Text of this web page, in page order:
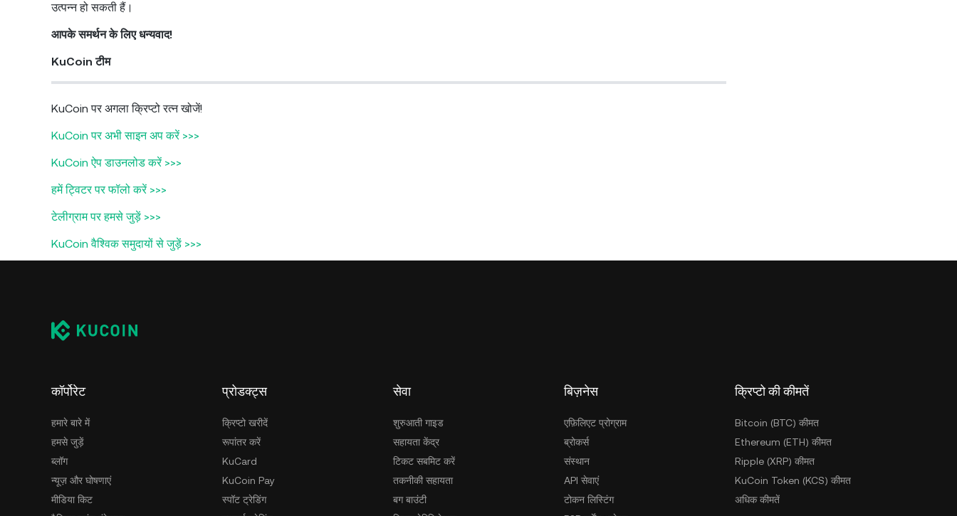
उत्पन्न हो सकती हैं।
आपके समर्थन के लिए धन्यवाद!
KuCoin टीम
KuCoin पर अगला क्रिप्टो रत्न खोजें!
KuCoin पर अभी साइन अप करें >>>
KuCoin ऐप डाउनलोड करें >>>
हमें ट्विटर पर फॉलो करें >>>
टेलीग्राम पर हमसे जुड़ें >>>
KuCoin वैश्विक समुदायों से जुड़ें >>>
कॉर्पोरेट
हमारे बारे में
हमसे जुड़ें
ब्लॉग
न्यूज़ और घोषणाएं
मीडिया किट
प्रोडक्ट्स
क्रिप्टो खरीदें
रूपांतर करें
KuCard
KuCoin Pay
स्पॉट ट्रेडिंग
सेवा
शुरुआती गाइड
सहायता केंद्र
टिकट सबमिट करें
तकनीकी सहायता
बग बाउंटी
बिज़नेस
एफ़िलिएट प्रोग्राम
ब्रोकर्स
संस्थान
API सेवाएं
टोकन लिस्टिंग
क्रिप्टो की कीमतें
Bitcoin (BTC) कीमत
Ethereum (ETH) कीमत
Ripple (XRP) कीमत
KuCoin Token (KCS) कीमत
अधिक कीमतें